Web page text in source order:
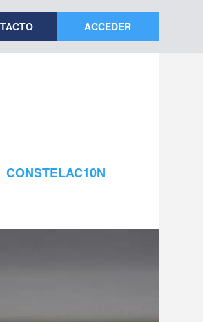
ACCEDER
CONSTELAC10N